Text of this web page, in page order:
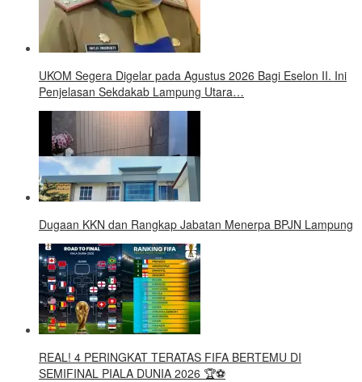
UKOM Segera Digelar pada Agustus 2026 Bagi Eselon II. Ini
Penjelasan Sekdakab Lampung Utara…
Dugaan KKN dan Rangkap Jabatan Menerpa BPJN Lampung
REAL! 4 PERINGKAT TERATAS FIFA BERTEMU DI
SEMIFINAL PIALA DUNIA 2026 🏆⚽